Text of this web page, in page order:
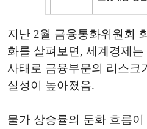
지난 2월 금융통화위원회
화를 살펴보면, 세계경제
사태로 금융부문의 리스크
실성이 높아졌음.
물가 상승률의 둔화 흐름